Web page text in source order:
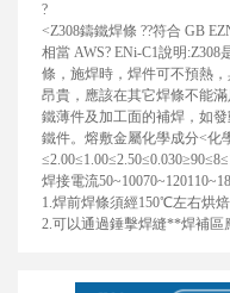
?
<Z308鑄鐵焊條 ??符合 GB
相當 AWS? ENi-C1說明:Z308
條，施焊時，焊件可不預熱
昂貴，應該在其它焊條不能
鐵薄件及加工面的補焊，如
鐵件。 熔敷金屬化學成分<化
焊接電流
1.焊前焊條須經150℃左右烘焙
2.可以通過錘擊焊縫**焊補區